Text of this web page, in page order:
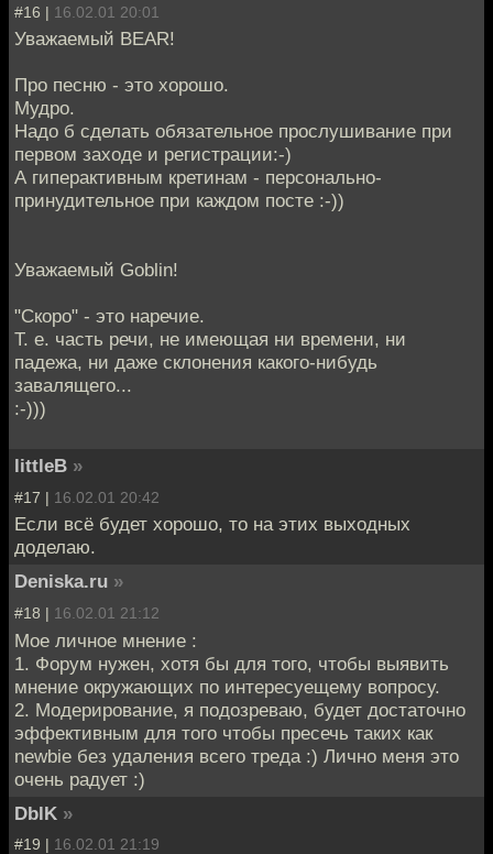
#16 | 16.02.01 20:01
Уважаемый BEAR!
Про песню - это хорошо.
Мудро.
Надо б сделать обязательное прослушивание при
первом заходе и регистрации:-)
А гиперактивным кретинам - персонально-
принудительное при каждом посте :-))
Уважаемый Goblin!
"Скоро" - это наречие.
Т. е. часть речи, не имеющая ни времени, ни
падежа, ни даже склонения какого-нибудь
завалящего...
:-)))
littleB »
#17 | 16.02.01 20:42
Если всё будет хорошо, то на этих выходных
доделаю.
Deniska.ru »
#18 | 16.02.01 21:12
Moe личное мнение :
1. Форум нужен, хотя бы для того, чтобы выявить
мнение окружающих по интересуещему вопросу.
2. Модерирование, я подозреваю, будет достаточно
эффективным для того чтобы пресечь таких как
newbie без удаления всего треда :) Лично меня это
очень радует :)
DblK »
#19 | 16.02.01 21:19